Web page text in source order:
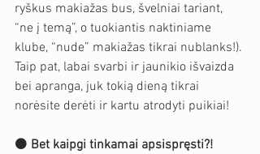
ryškus makiažas bus, švelniai tariant,
“ne į temą”, o tuokiantis naktiniame
klube, “nude” makiažas tikrai nublanks!).
Taip pat, labai svarbi ir jaunikio išvaizda
bei apranga, juk tokią dieną tikrai
norėsite derėti ir kartu atrodyti puikiai!
⚫️ Bet kaipgi tinkamai apsispręsti?!